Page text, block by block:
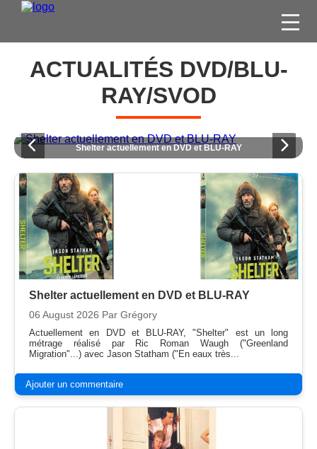
SÉRIES
DVD / BLU-RAY / SVOD
CONCOURS
DIVERS
ESPACE
MEMBRE
ACTUALITÉS DVD/BLU-
RAY/SVOD
Trois Hommes et un Couffin actuellement en combo BLU-RAY/DVD
Shelter actuellement en DVD et BLU-RAY
06 August 2026 Par Grégory
Actuellement en DVD et BLU-RAY, "Shelter" est un long
métrage réalisé par Ric Roman Waugh ("Greenland
Migration"...) avec Jason Statham ("En eaux très...
Ajouter un commentaire